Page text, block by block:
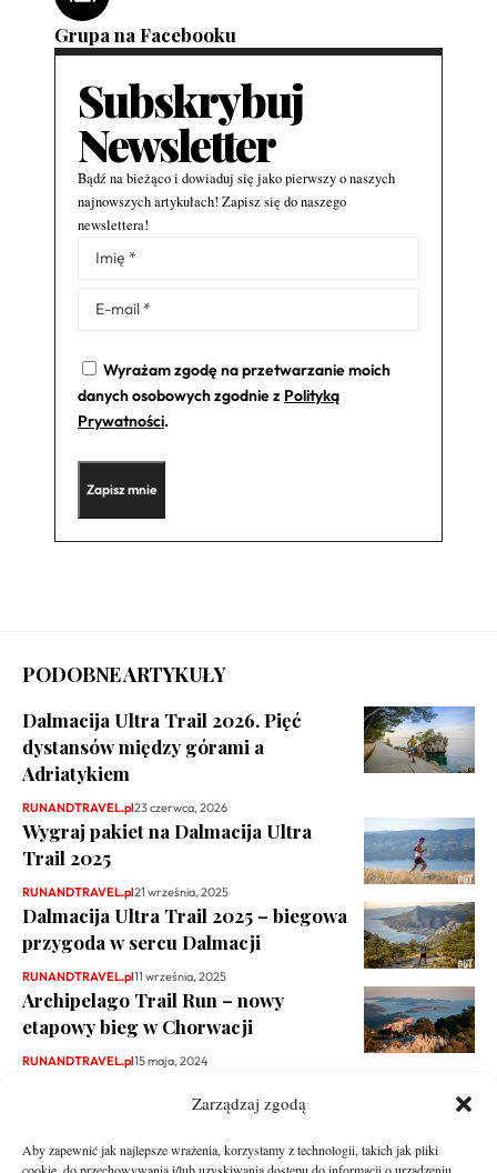
Zarządzaj zgodą
Aby zapewnić jak najlepsze wrażenia, korzystamy z technologii, takich jak pliki
Grupa na Facebooku
Subskrybuj
Newsletter
Bądź na bieżąco i dowiaduj się jako pierwszy o naszych
najnowszych artykułach! Zapisz się do naszego
newslettera!
Wyrażam zgodę na przetwarzanie moich
danych osobowych zgodnie z Polityką
Prywatności.
Alternative:
PODOBNE ARTYKUŁY
Dalmacija Ultra Trail 2026. Pięć
dystansów między górami a
Adriatykiem
RUNANDTRAVEL.pl23 czerwca, 2026
Wygraj pakiet na Dalmacija Ultra
Trail 2025
RUNANDTRAVEL.pl21 września, 2025
Dalmacija Ultra Trail 2025 – biegowa
przygoda w sercu Dalmacji
RUNANDTRAVEL.pl11 września, 2025
Archipelago Trail Run – nowy
etapowy bieg w Chorwacji
RUNANDTRAVEL.pl15 maja, 2024